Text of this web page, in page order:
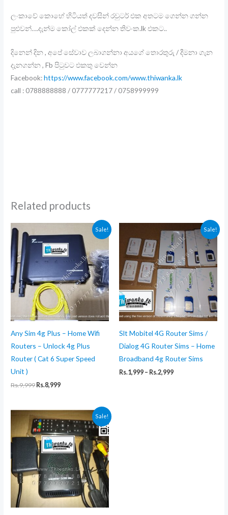
ලංකාවේ කොහේ හිටියත් දවසින් රවුටර් එක අතටම ගෙන්න ගන්න
පුළුවන්….දැන්ම කෝල් එකක් දෙන්න තිවංක.lk එකට..
දිනෙන් දින , අපේ සේවාව ලබාගන්නා අයගේ තොරතුරු / දීමනා ගැන
දැනගන්න , Fb පිටුවට එකතු වෙන්න
Facebook:https://www.facebook.com/www.thiwanka.lk
call : 0788888888 / 0777777217 / 0758999999
Related products
Sale!
Any Sim 4g Plus – Home Wifi
Routers – Unlock 4g Plus
Router ( Cat 6 Super Speed
Unit )
Rs.9,999 Original
Rs.9,999.
Rs.8,999Current
Rs.8,999.
Sale!
Slt Mobitel 4G Router Sims /
Dialog 4G Router Sims – Home
Broadband 4g Router Sims
Rs.1,999 – Rs.2,999Price
Sale!